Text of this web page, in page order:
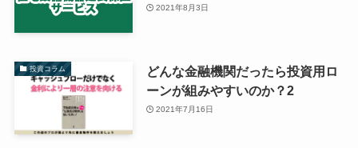
2021年8月3日
投資コラム
どんな金融機関だったら投資用ロ
ーンが組みやすいのか？2
2021年7月16日